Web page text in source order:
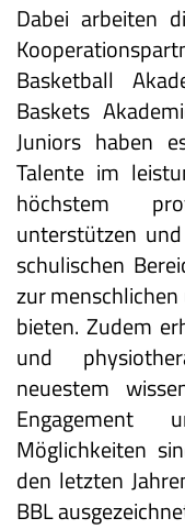
Dabei arbeiten
Basketball
Baskets
Juniors haben
Talente im
höchstem
unterstützen
schulischen
zur
bieten. Zudem
und
neuestem
Engagement
Möglichkeiten
den letzten
BBL